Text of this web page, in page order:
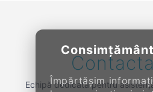
Împărtășim
Echipă dedicată pentru